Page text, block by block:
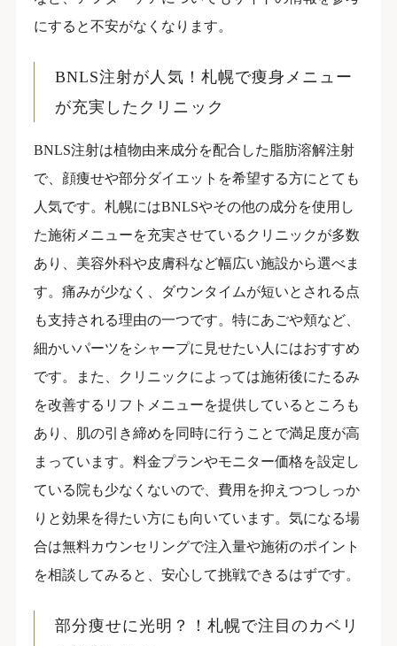
にすると不安がなくなります。
BNLS注射が人気！札幌で痩身メニュー
が充実したクリニック
BNLS注射は植物由来成分を配合した脂肪溶解注射
で、顔痩せや部分ダイエットを希望する方にとても
人気です。札幌にはBNLSやその他の成分を使用し
た施術メニューを充実させているクリニックが多数
あり、美容外科や皮膚科など幅広い施設から選べま
す。痛みが少なく、ダウンタイムが短いとされる点
も支持される理由の一つです。特にあごや頬など、
細かいパーツをシャープに見せたい人にはおすすめ
です。また、クリニックによっては施術後にたるみ
を改善するリフトメニューを提供しているところも
あり、肌の引き締めを同時に行うことで満足度が高
まっています。料金プランやモニター価格を設定し
ている院も少なくないので、費用を抑えつつしっか
りと効果を得たい方にも向いています。気になる場
合は無料カウンセリングで注入量や施術のポイント
を相談してみると、安心して挑戦できるはずです。
部分痩せに光明？！札幌で注目のカベリ